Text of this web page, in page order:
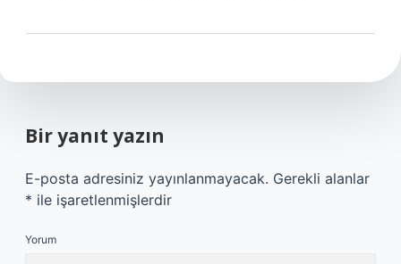
Bir yanıt yazın
E-posta adresiniz yayınlanmayacak. Gerekli alanlar
* ile işaretlenmişlerdir
Yorum